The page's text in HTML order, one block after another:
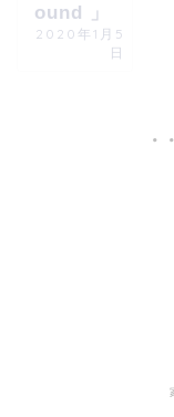
ound 」
2020年1月5
日